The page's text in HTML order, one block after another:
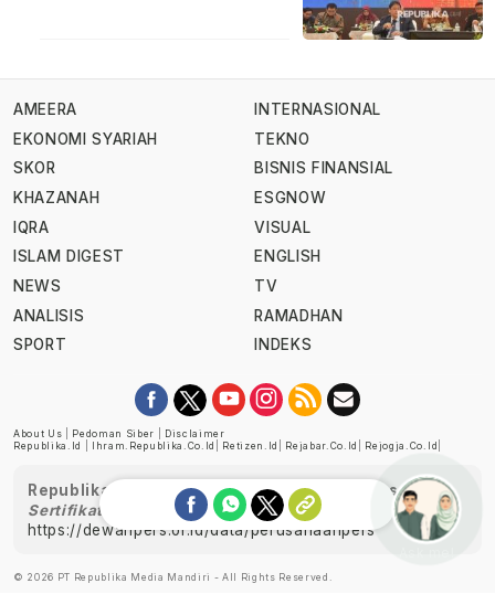
AMEERA
EKONOMI SYARIAH
SKOR
KHAZANAH
IQRA
ISLAM DIGEST
NEWS
ANALISIS
SPORT
INTERNASIONAL
TEKNO
BISNIS FINANSIAL
ESGNOW
VISUAL
ENGLISH
TV
RAMADHAN
INDEKS
About Us Pedoman Siber
Disclaimer
Republika.id
Ihram.republika.co.id Retizen.id Rejabar.co.id Rejogja.co.id
Republika telah diverifikasi oleh Dewan Pers
Sertifikat Nomor 1058/DP-Verifikasi/K/XII/2022
https://dewanpers.or.id/data/perusahaanpers
© 2026 PT Republika Media Mandiri - All Rights Reserved.